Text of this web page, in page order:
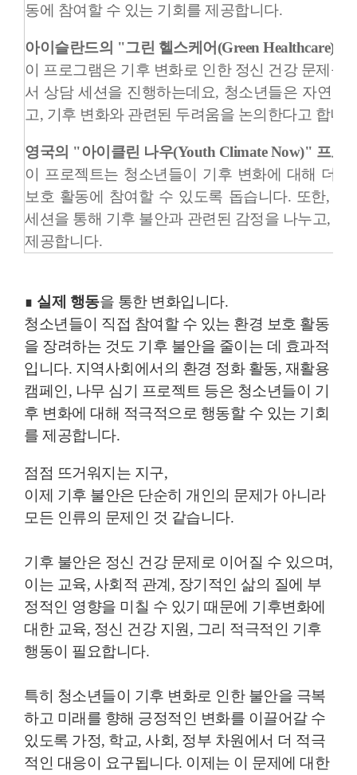
동에 참여할 수 있는 기회를 제공합니다.
아이슬란드의 "그린 헬스케어(Green Healthcare)"
이 프로그램은 기후 변화로 인한 정신 건강 문제를
서 상담 세션을 진행하는데요, 청소년들은 자연
고, 기후 변화와 관련된 두려움을 논의한다고 합니
영국의 "아이클린 나우(Youth Climate Now)" 프로
이 프로젝트는 청소년들이 기후 변화에 대해 더
보호 활동에 참여할 수 있도록 돕습니다. 또한, 심
세션을 통해 기후 불안과 관련된 감정을 나누고, 대
제공합니다.
∎ 실제 행동을 통한 변화입니다.
청소년들이 직접 참여할 수 있는 환경 보호 활동
을 장려하는 것도 기후 불안을 줄이는 데 효과적
입니다. 지역사회에서의 환경 정화 활동, 재활용
캠페인, 나무 심기 프로젝트 등은 청소년들이 기
후 변화에 대해 적극적으로 행동할 수 있는 기회
를 제공합니다.
점점 뜨거워지는 지구,
이제 기후 불안은 단순히 개인의 문제가 아니라
모든 인류의 문제인 것 같습니다.
기후 불안은 정신 건강 문제로 이어질 수 있으며,
이는 교육, 사회적 관계, 장기적인 삶의 질에 부
정적인 영향을 미칠 수 있기 때문에 기후변화에
대한 교육, 정신 건강 지원, 그리 적극적인 기후
행동이 필요합니다.
특히 청소년들이 기후 변화로 인한 불안을 극복
하고 미래를 향해 긍정적인 변화를 이끌어갈 수
있도록 가정, 학교, 사회, 정부 차원에서 더 적극
적인 대응이 요구됩니다. 이제는 이 문제에 대한